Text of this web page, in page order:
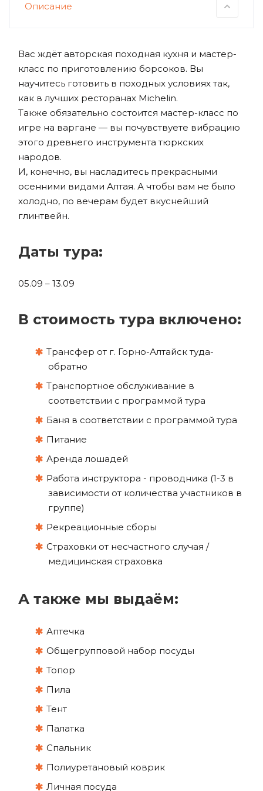
Описание
Вас ждёт авторская походная кухня и мастер-
класс по приготовлению борсоков. Вы
научитесь готовить в походных условиях так,
как в лучших ресторанах Michelin.
Также обязательно состоится мастер-класс по
игре на варгане — вы почувствуете вибрацию
этого древнего инструмента тюркских
народов.
И, конечно, вы насладитесь прекрасными
осенними видами Алтая. А чтобы вам не было
холодно, по вечерам будет вкуснейший
глинтвейн.
Даты тура:
05.09 – 13.09
В стоимость тура включено:
Трансфер от г. Горно-Алтайск туда-
обратно
Транспортное обслуживание в
соответствии с программой тура
Баня в соответствии с программой тура
Питание
Аренда лошадей
Работа инструктора - проводника (1-3 в
зависимости от количества участников в
группе)
Рекреационные сборы
Страховки от несчастного случая /
медицинская страховка
А также мы выдаём:
Аптечка
Общегрупповой набор посуды
Топор
Пила
Тент
Палатка
Спальник
Полиуретановый коврик
Личная посуда